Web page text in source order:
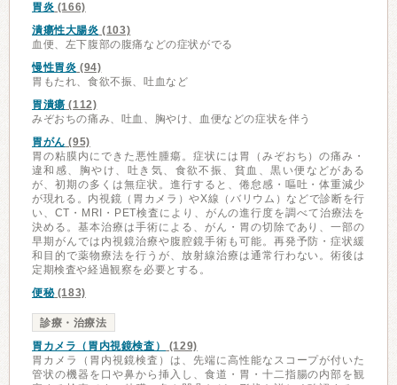
胃炎 (166)
潰瘍性大腸炎 (103)
血便、左下腹部の腹痛などの症状がでる
慢性胃炎 (94)
胃もたれ、食欲不振、吐血など
胃潰瘍 (112)
みぞおちの痛み、吐血、胸やけ、血便などの症状を伴う
胃がん (95)
胃の粘膜内にできた悪性腫瘍。症状には胃（みぞおち）の痛み・
違和感、胸やけ、吐き気、食欲不振、貧血、黒い便などがある
が、初期の多くは無症状。進行すると、倦怠感・嘔吐・体重減少
が現れる。内視鏡（胃カメラ）やX線（バリウム）などで診断を行
い、CT・MRI・PET検査により、がんの進行度を調べて治療法を
決める。基本治療は手術による、がん・胃の切除であり、一部の
早期がんでは内視鏡治療や腹腔鏡手術も可能。再発予防・症状緩
和目的で薬物療法を行うが、放射線治療は通常行わない。術後は
定期検査や経過観察を必要とする。
便秘(183)
診療・治療法
胃カメラ（胃内視鏡検査）
(129)
胃カメラ（胃内視鏡検査）は、先端に高性能なスコープが付いた
管状の機器を口や鼻から挿入し、食道・胃・十二指腸の内部を観